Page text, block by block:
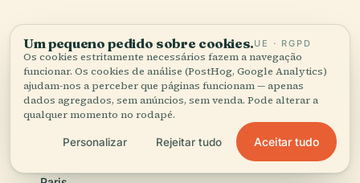
Notícias da Disneyland Paris - Renovação do Castelo
Detalhes arquitetônicos do Castelo da Bela Adormecida,
incluindo as 19.900 telhas de ardósia, 41.200 folhas de ouro,
a galeria e o dragão sob o castelo.
Página Oficial da Main Street, U.S.A. da Disneyland
Um pequeno pedido sobre cookies.UE · RGPD
Os cookies estritamente necessários fazem a navegação
funcionar. Os cookies de análise (PostHog, Google Analytics)
ajudam-nos a perceber que páginas funcionam — apenas
dados agregados, sem anúncios, sem venda. Pode alterar a
qualquer momento no rodapé.
Personalizar Rejeitar tudo Aceitar tudo